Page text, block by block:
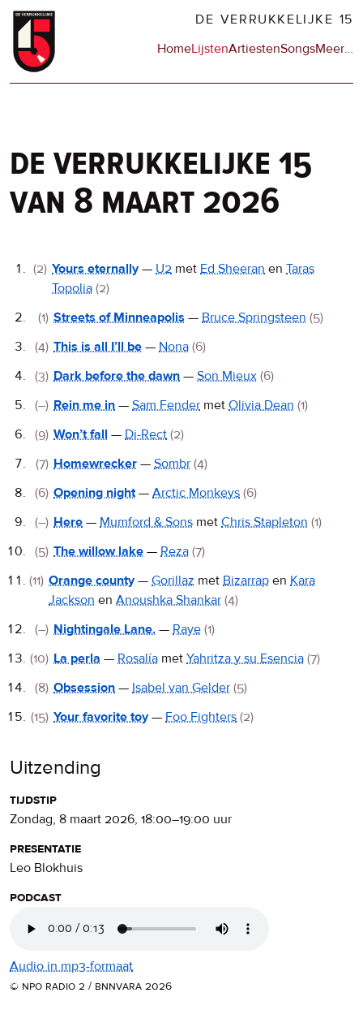
Overslaan
naar
DE VERRUKKELIJKE 15
Hoofdnavigatie
HomeLijstenArtiestenSongsMeerop
…
de verrukkelijke 15
van 8 maart 2026
De
Verrukkelijke
15
(2) Yours eternally— U2 met Ed Sheeran enTaras
Topolia (2)
(1) Streets of Minneapolis — Bruce Springsteen (5)
(4) This is all I’ll be — Nona (6)
(3) Dark before the dawn — Son Mieux (6)
(–) Rein me in — Sam Fender met Olivia Dean (1)
(9) Won’t fall — Di-Rect (2)
(7) Homewrecker — Sombr (4)
(6) Opening night— Arctic Monkeys (6)
(–) Here — Mumford & Sons met Chris Stapleton (1)
(5) The willow lake — Reza (7)
(11) Orange county— Gorillaz met Bizarrap en Kara
Jackson en Anoushka Shankar (4)
(–) Nightingale Lane. — Raye (1)
(10) La perla — Rosalía met Yahritza y su Esencia (7)
(8) Obsession — Isabel van Gelder (5)
(15) Your favorite toy— Foo Fighters (2)
Uitzending
tijdstip
zondag, 8 maart 2026, 18:00–19:00 uur
presentatie
Leo Blokhuis
podcast
Audio in mp3-formaat
© npo radio 2 / bnnvara 2026